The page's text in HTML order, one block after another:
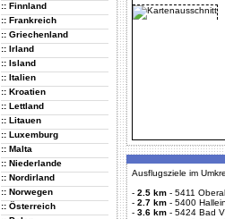
:: Finnland
:: Frankreich
:: Griechenland
:: Irland
:: Island
:: Italien
:: Kroatien
:: Lettland
:: Litauen
:: Luxemburg
:: Malta
:: Niederlande
:: Nordirland
:: Norwegen
:: Österreich
Ausflugsziele im
- 2.5 km - 5411
- 2.7 km - 5400 Hallein
- 3.6 km - 5424 Bad